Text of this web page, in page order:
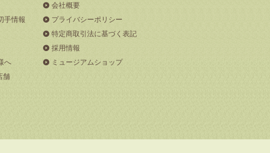
手情報
へ
舗
会社概要
プライバシーポリシー
特定商取引法に基づく表記
採用情報
ミュージアムショップ